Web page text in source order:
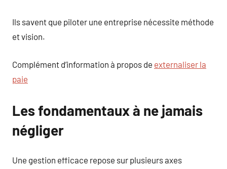
Ils savent que piloter une entreprise nécessite méthode
et vision.
Complément d’information à propos de externaliser la
paie
Les fondamentaux à ne jamais
négliger
Une gestion efficace repose sur plusieurs axes